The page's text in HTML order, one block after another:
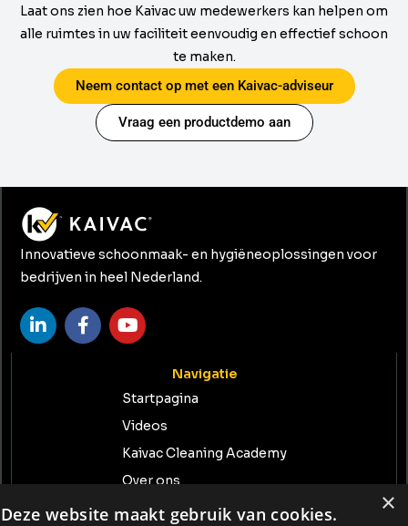
Laat ons zien hoe Kaivac uw medewerkers kan helpen om
alle ruimtes in uw faciliteit eenvoudig en effectief schoon
te maken.
Neem contact op met een Kaivac-adviseur
Vraag een productdemo aan
Innovatieve schoonmaak- en hygiëneoplossingen voor
bedrijven in heel Nederland.
Navigatie
Startpagina
Videos
Kaivac Cleaning Academy
Over ons
Contact
×
Deze website maakt gebruik van cookies.